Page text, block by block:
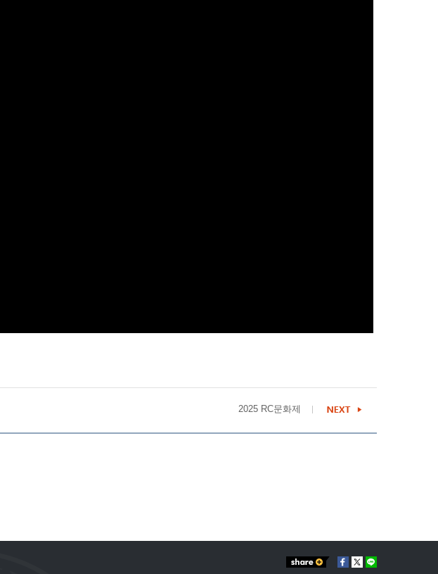
2025 RC문화제